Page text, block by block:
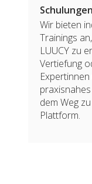
Wir bieten
Trainings
LUUCY zu
Vertiefung
dem Weg
Plattform.